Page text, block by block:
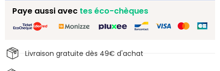
Livraison gratuite dès 49€ d'achat
Paye aussi avec tes éco-chèques